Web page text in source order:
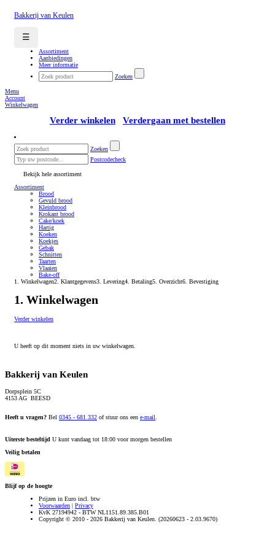
Bakkerij van Keulen
☰
Assortiment
Aanbiedingen
Meer informatie
Zoeken
Menu
Account
Winkelwagen
Verder winkelen Verdergaan met bestellen
Zoeken
Postcodecheck
Bekijk hele assortiment
Assortiment
Brood
Gevuld brood
Kleinbrood
Krokant brood
Cake/koek
Hartig
Koeken
Koekjes
Gebak
Schnitten
Taarten
Vlaaien
Bake-off
1. Winkelwagen2. Klantgegevens3. Levering4. Betaling5. Overzicht6. Bevestiging
1. Winkelwagen
Verder winkelen
U heeft op dit moment niets in uw winkelwagen.
Bakkerij van Keulen
Dorpsplein 5C
4153 AG BEESD
Heeft u vragen? Bel 0345 - 681 332 of stuur ons een e-mail
Uiterste besteltijd U kunt vandaag tot 18:00 voor morgen bestellen
Veilig betalen
Blijf op de hoogte
Prijzen in Euro incl. btw
Voorwaarden | Privacy
KvK 27194942 - BTW NL1151.89.385.B01
Copyright © 2010 - 2026 Bakkerij van Keulen. (20260623 - 2.03.9670)